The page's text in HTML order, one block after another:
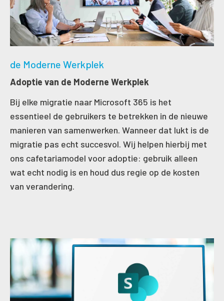
de Moderne Werkplek
Adoptie van de Moderne Werkplek
Bij elke migratie naar Microsoft 365 is het
essentieel de gebruikers te betrekken in de nieuwe
manieren van samenwerken. Wanneer dat lukt is de
migratie pas echt succesvol. Wij helpen hierbij met
ons cafetariamodel voor adoptie: gebruik alleen
wat echt nodig is en houd dus regie op de kosten
van verandering.